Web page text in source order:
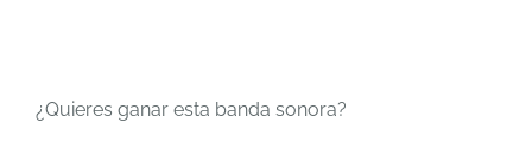
¿Quieres ganar esta banda sonora?